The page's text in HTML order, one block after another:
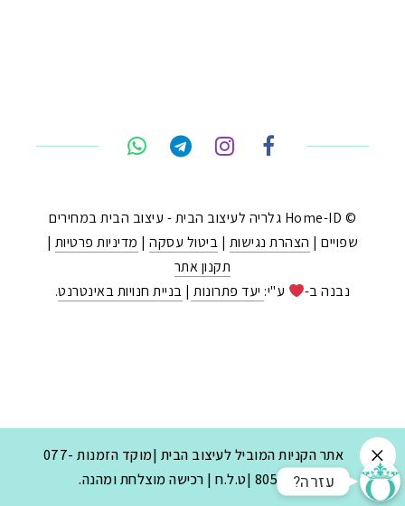
אתר הקניות המוביל לעיצוב הבית |מוקד הזמנות 077-
8053030 |ט.ל.ח | רכישה מוצלחת ומהנה.
© Home-ID גלריה לעיצוב הבית - עיצוב הבית במחירים
שפויים | הצהרת נגישות | ביטול עסקה| מדיניות פרטיות |
תקנון אתר
נבנה ב-
ע"י: יעד פתרונות | בניית חנויות באינטרנט.
?עזרה